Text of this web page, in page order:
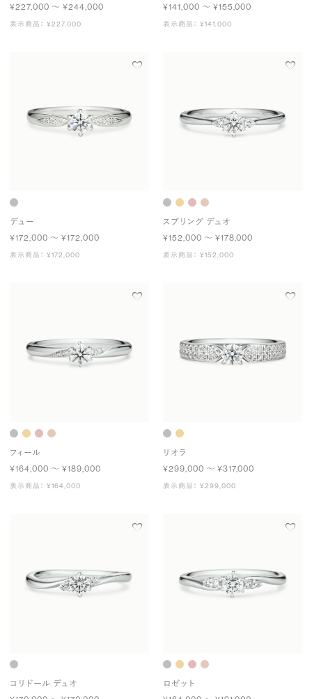
¥227,000 〜 ¥244,000
表示商品： ¥227,000
¥141,000 〜 ¥155,000
表示商品： ¥141,000
デュー
¥172,000 〜 ¥172,000
表示商品： ¥172,000
スプリング デュオ
¥152,000 〜 ¥178,000
表示商品： ¥152,000
フィール
¥164,000 〜 ¥189,000
表示商品： ¥164,000
リオラ
¥299,000 〜 ¥317,000
表示商品： ¥299,000
コリドール デュオ
ロゼット